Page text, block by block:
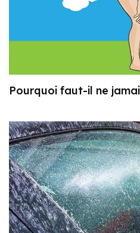
Pourquoi faut-il ne